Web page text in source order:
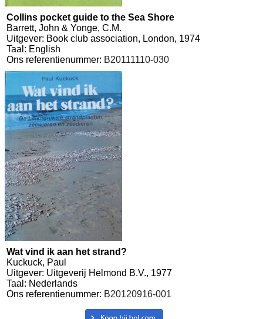
Collins pocket guide to the Sea Shore
Barrett, John & Yonge, C.M.
Uitgever: Book club association, London, 1974
Taal: English
Ons referentienummer: B20111110-030
Wat vind ik aan het strand?
Kuckuck, Paul
Uitgever: Uitgeverij Helmond B.V., 1977
Taal: Nederlands
Ons referentienummer: B20120916-001